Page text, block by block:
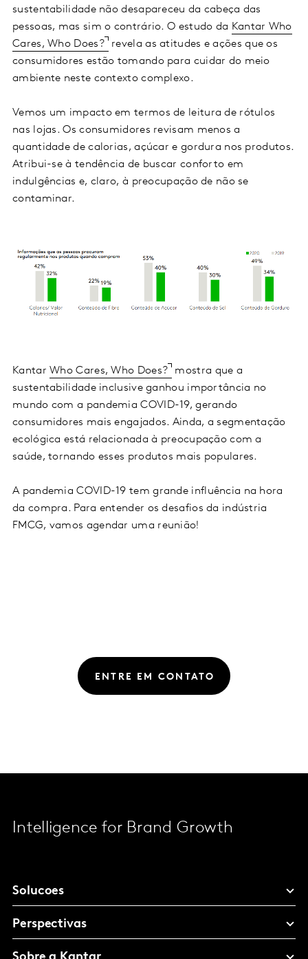
sustentabilidade não desapareceu da cabeça das
pessoas, mas sim o contrário. O estudo da Kantar Who
Cares, Who Does? revela as atitudes e ações que os
consumidores estão tomando para cuidar do meio
ambiente neste contexto complexo.
Vemos um impacto em termos de leitura de rótulos
nas lojas. Os consumidores revisam menos a
quantidade de calorias, açúcar e gordura nos produtos.
Atribui-se à tendência de buscar conforto em
indulgências e, claro, à preocupação de não se
contaminar.
KantarWho Cares, Who Does?
mostra que a
sustentabilidade inclusive ganhou importância no
mundo com a pandemia COVID-19, gerando
consumidores mais engajados. Ainda, a segmentação
ecológica está relacionada à preocupação com a
saúde, tornando esses produtos mais populares.
A pandemia COVID-19 tem grande influência na hora
da compra. Para entender os desafios da indústria
FMCG, vamos agendar uma reunião!
ENTRE EM CONTATO
Intelligence for Brand Growth
Solucoes
Perspectivas